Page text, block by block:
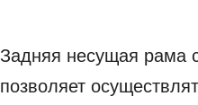
Задняя несущая рама
позволяет